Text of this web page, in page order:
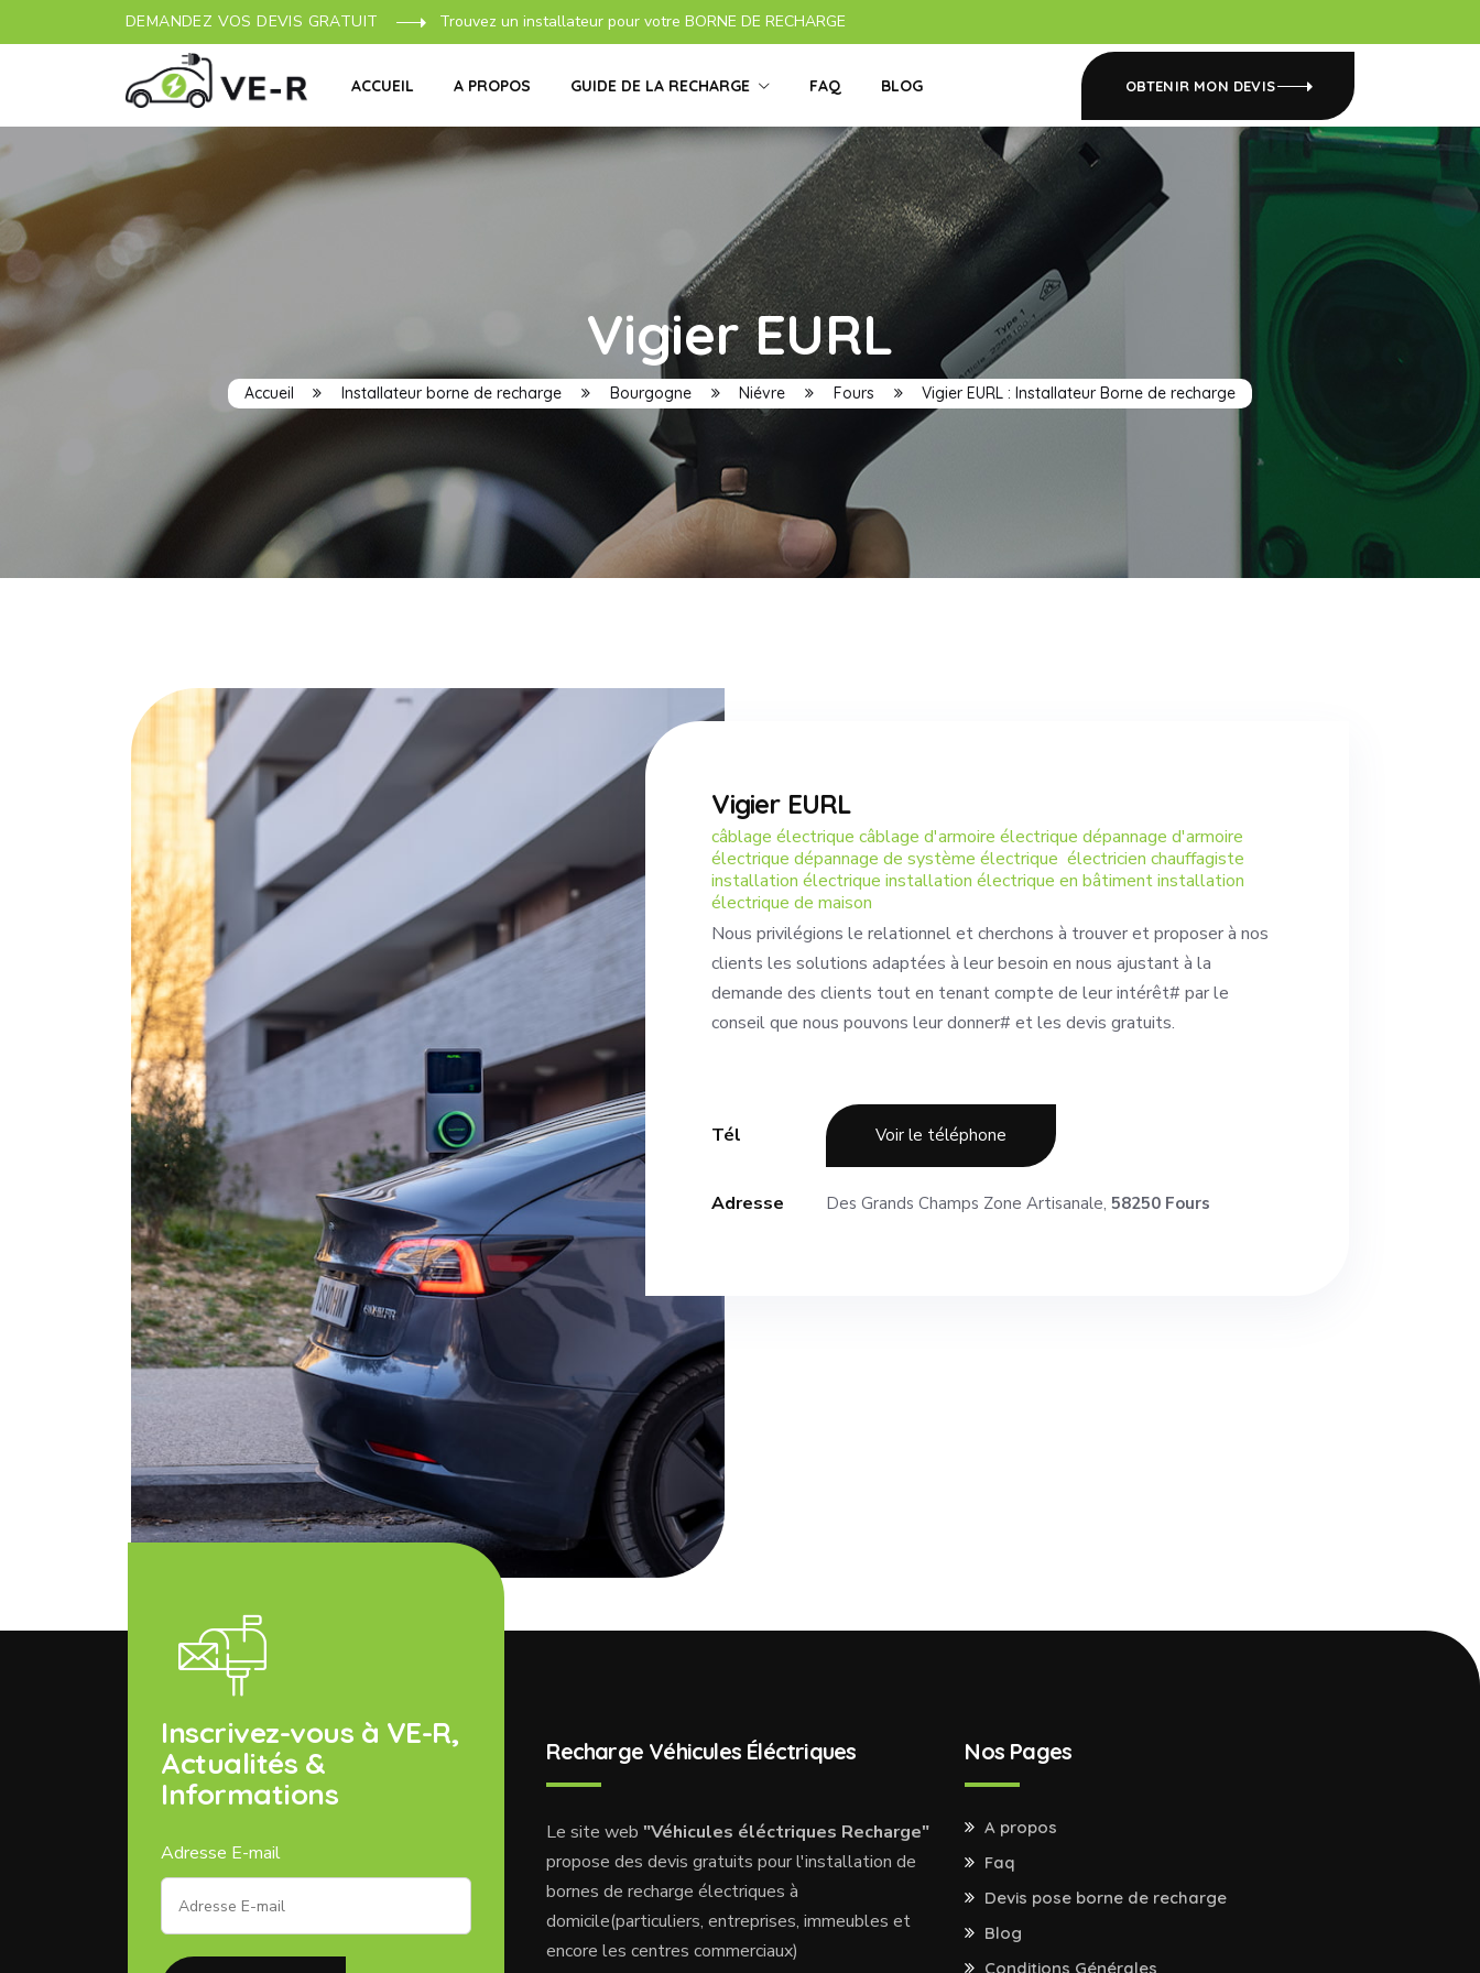
DEMANDEZ VOS DEVIS GRATUIT Trouvez un installateur pour votre BORNE DE RECHARGE
ACCUEIL A PROPOS GUIDE DE LA RECHARGE FAQ BLOG OBTENIR MON DEVIS
Vigier EURL
Accueil Installateur borne de recharge Bourgogne Niévre Fours Vigier EURL : Installateur Borne de recharge
Vigier EURL
câblage électrique câblage d'armoire électrique dépannage d'armoire
électrique dépannage de système électrique électricien chauffagiste
installation électrique installation électrique en bâtiment installation
électrique de maison
Nous privilégions le relationnel et cherchons à trouver et proposer à nos
clients les solutions adaptées à leur besoin en nous ajustant à la
demande des clients tout en tenant compte de leur intérêt# par le
conseil que nous pouvons leur donner# et les devis gratuits.
Tél Voir le téléphone
Adresse Des Grands Champs Zone Artisanale,58250 Fours
Inscrivez-vous à VE-R,
Actualités &
Informations
Adresse E-mail
Recharge Véhicules Éléctriques
Le site web"Véhicules éléctriques Recharge"
propose des devis gratuits pour l'installation de
bornes de recharge électriques à
domicile(particuliers, entreprises, immeubles et
encore les centres commerciaux)
Nos Pages
A propos
Faq
Devis pose borne de recharge
Blog
Conditions Générales